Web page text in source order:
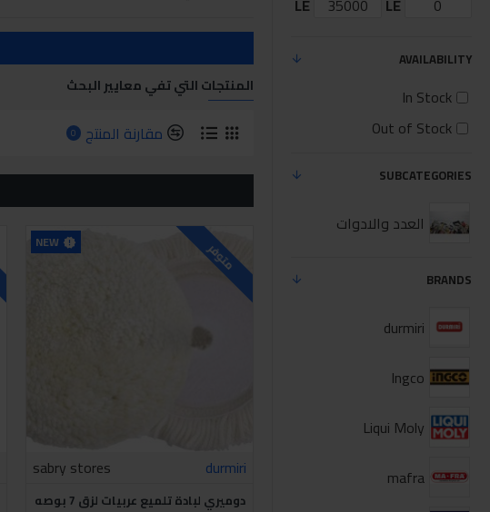
LE
LE
SUBCATEGORIES
العدد والادوات
BRANDS
durmiri
Ingco
Liqui Moly
mafra
AVAILABILITY
In Stock
Out of Stock
المنتجات التي تفي معايير البحث
مقارنة المنتج 0
NEW متوفر
durmiri
sabry stores
دوميري لبادة تلميع عربيات لزق 7 بوصه